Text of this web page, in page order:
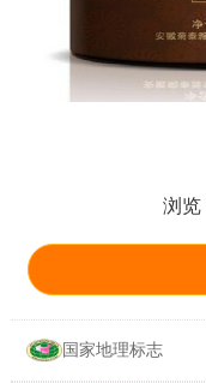
浏览
国家地理标志